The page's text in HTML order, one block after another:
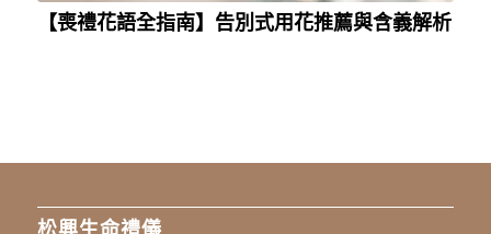
【喪禮花語全指南】告別式用花推薦與含義解析
松興生命禮儀